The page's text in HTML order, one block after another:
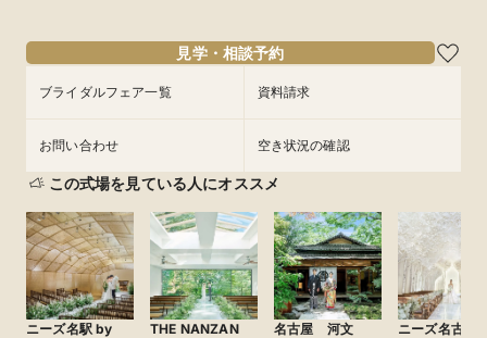
見学・相談予約
ブライダルフェア一覧 資料請求
お問い合わせ 空き状況の確認
この式場を見ている人にオススメ
ニーズ名駅 by
THE NANZAN
名古屋 河文
ニーズ名古屋